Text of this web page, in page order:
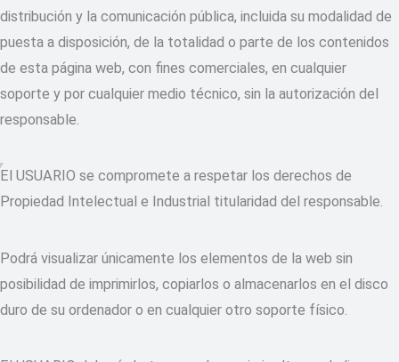
distribución y la comunicación pública, incluida su modalidad de
puesta a disposición, de la totalidad o parte de los contenidos
de esta página web, con fines comerciales, en cualquier
soporte y por cualquier medio técnico, sin la autorización del
responsable.
El USUARIO se compromete a respetar los derechos de
Propiedad Intelectual e Industrial titularidad del responsable.
Podrá visualizar únicamente los elementos de la web sin
posibilidad de imprimirlos, copiarlos o almacenarlos en el disco
duro de su ordenador o en cualquier otro soporte físico.